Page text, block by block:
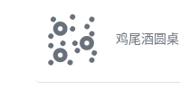
鸡尾酒圆桌